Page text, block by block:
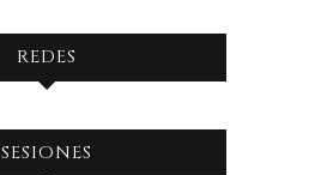
REDES
SESIONES